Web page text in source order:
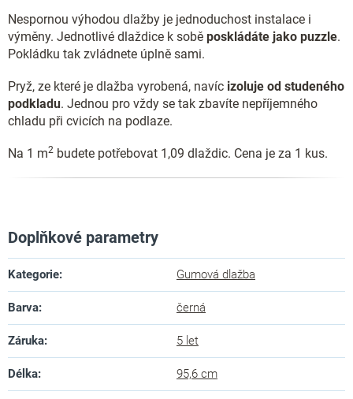
Nespornou výhodou dlažby je jednoduchost instalace i
výměny. Jednotlivé dlaždice k sobě poskládáte jako puzzle.
Pokládku tak zvládnete úplně sami.
Pryž, ze které je dlažba vyrobená, navíc izoluje od studeného
podkladu. Jednou pro vždy se tak zbavíte nepříjemného
chladu při cvicích na podlaze.
Na 1 m2 budete potřebovat 1,09 dlaždic. Cena je za 1 kus.
Doplňkové parametry
Kategorie: Gumová dlažba
Barva: černá
Záruka: 5 let
Délka: 95,6 cm